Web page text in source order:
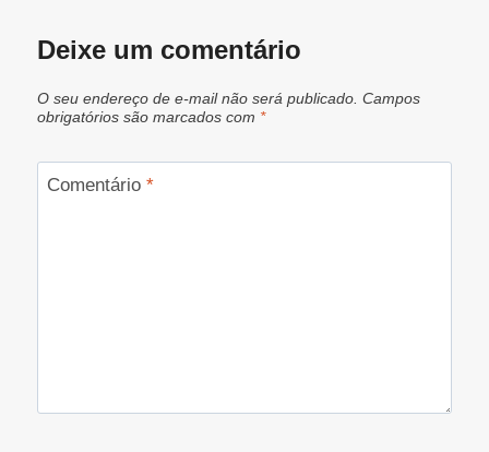
Deixe um comentário
O seu endereço de e-mail não será publicado. Campos
obrigatórios são marcados com *
Comentário *